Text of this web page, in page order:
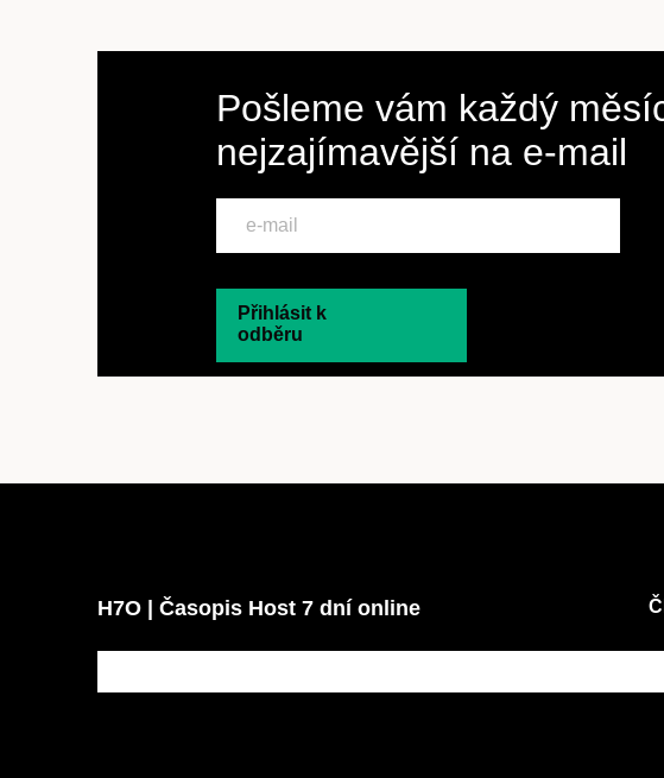
Pošleme vám každý
nejzajímavější na e-mail
Přihlásit k
odběru
H7O | Časopis Host 7 dní online